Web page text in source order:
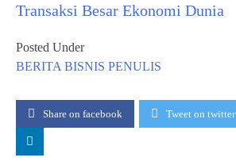
Transaksi Besar Ekonomi Dunia
Posted Under
BERITA BISNIS PENULIS
Share on facebook Tweet on twitter